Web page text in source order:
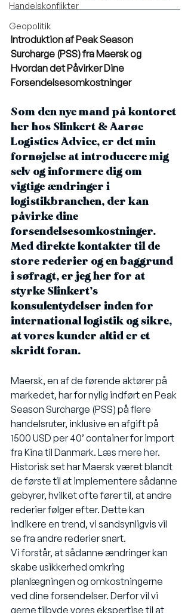
Handelskonflikter
Geopolitik
Introduktion af Peak Season
Surcharge (PSS) fra Maersk og
Hvordan det Påvirker Dine
Forsendelsesomkostninger
Som den nye mand på kontoret
her hos Slinkert & Aarøe
Logistics Advice, er det min
fornøjelse at introducere mig
selv og informere dig om
vigtige ændringer i
logistikbranchen, der kan
påvirke dine
forsendelsesomkostninger.
Med direkte kontakter til de
store rederier og en baggrund
i søfragt, er jeg her for at
styrke Slinkert’s
konsulentydelser inden for
international logistik og sikre,
at vores kunder altid er et
skridt foran.
Maersk, en af de førende aktører på
markedet, har for nylig indført en Peak
Season Surcharge (PSS) på flere
handelsruter, inklusive en afgift på
1500 USD per 40’ container for import
fra Kina til Danmark. Læs mere her.
Historisk set har Maersk været blandt
de første til at implementere sådanne
gebyrer, hvilket ofte fører til, at andre
rederier følger efter. Dette kan
indikere en trend, vi sandsynligvis vil
se fra andre rederier snart.
Vi forstår, at sådanne ændringer kan
skabe usikkerhed omkring
planlægningen og omkostningerne
ved dine forsendelser. Derfor vil vi
gerne tilbyde vores ekspertise til at